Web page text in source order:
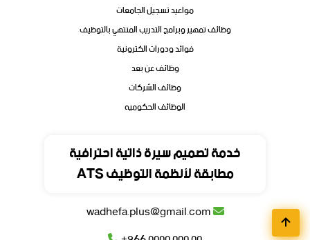
خدمة تصميم سيرة ذاتية احترافية
مطابقة لأنظمة التوظيف ATS
مواعيد تسجيل الجامعات
وظائف تمهير وبرامج التدريب المنتهي بالتوظيف
فوائد ودورات الكترونية
وظائف عن بعد
وظائف الشركات
الوظائف الحكوميه
المملكة العربية السعودية